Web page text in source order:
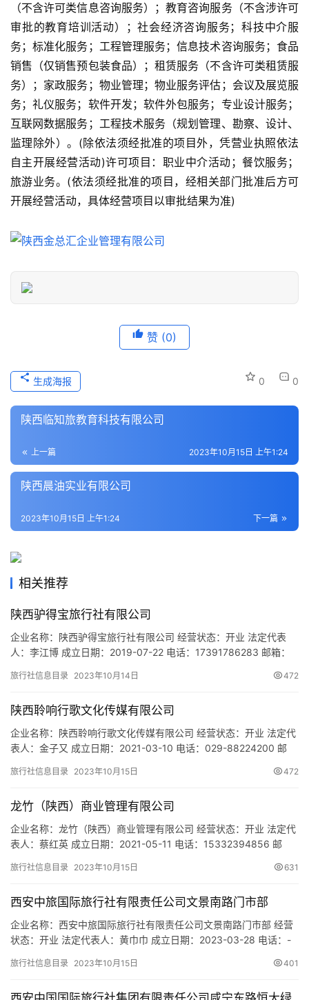
产
热
门
景
点
旅
游
信
息
史
化
地
活
旅
城
市
登录 注册
（不含许可类信息咨询服务）；教育咨询服务（不含涉许可
审批的教育培训活动）；社会经济咨询服务；科技中介服
务；标准化服务；工程管理服务；信息技术咨询服务；食品
销售（仅销售预包装食品）；租赁服务（不含许可类租赁服
务）；家政服务；物业管理；物业服务评估；会议及展览服
务；礼仪服务；软件开发；软件外包服务；专业设计服务；
互联网数据服务；工程技术服务（规划管理、勘察、设计、
监理除外）。(除依法须经批准的项目外，凭营业执照依法
自主开展经营活动)许可项目：职业中介活动；餐饮服务；
旅游业务。(依法须经批准的项目，经相关部门批准后方可
开展经营活动，具体经营项目以审批结果为准)
赞 (0)
0 0
生成海报
陕西临知旅教育科技有限公司
上一篇 2023年10月15日 上午1:24
陕西晨油实业有限公司
下一篇
2023年10月15日 上午1:24
相关推荐
陕西驴得宝旅行社有限公司
企业名称：陕西驴得宝旅行社有限公司 经营状态：开业 法定代表
人：李江博 成立日期：2019-07-22 电话：17391786283 邮箱：
91610104MA6X1XPU8J 注册地址：陕西省西安市莲湖区大兴西路
务；入境旅游业务；汽车租赁；…
旅行社信息目录 2023年10月14日 472
陕西聆响行歌文化传媒有限公司
企业名称：陕西聆响行歌文化传媒有限公司 经营状态：开业 法定代
表人：金子又 成立日期：2021-03-10 电话：029-88224200 邮
91610104MAB0RF1T9G 注册地址：陕西省西安市浐灞生态区咸宁
织文化艺术交流活动…
旅行社信息目录 2023年10月15日 472
龙竹（陕西）商业管理有限公司
企业名称：龙竹（陕西）商业管理有限公司 经营状态：开业 法定代
表人：蔡红英 成立日期：2021-05-11 电话：15332394856 邮
91610136MAB0UWXE26 注册地址：陕西省西安市未央区东元路
目：单位后勤管理服…
旅行社信息目录 2023年10月15日 631
西安中旅国际旅行社有限责任公司文景南路门市部
企业名称：西安中旅国际旅行社有限责任公司文景南路门市部 经营
状态：开业 法定代表人：黄巾巾 成立日期：2023-03-28 电话：-
陕西省西安市莲湖区文景南路十字西南角永新苑红东花园三期二.三
旅行社信息目录 2023年10月15日 401